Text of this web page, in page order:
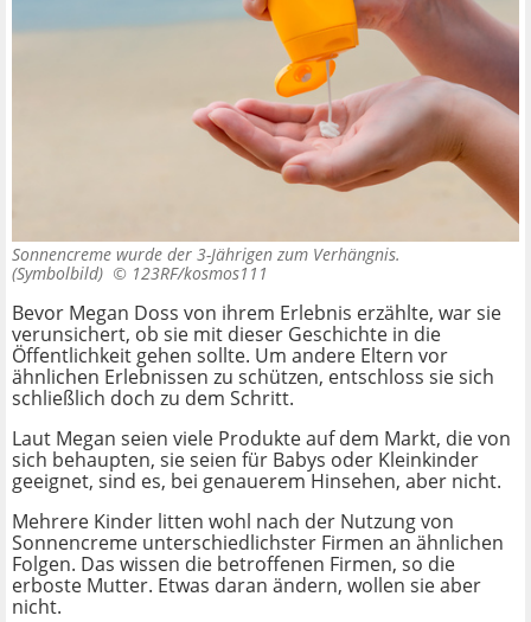
Sonnencreme wurde der 3-Jährigen zum Verhängnis.
(Symbolbild) © 123RF/kosmos111
Bevor Megan Doss von ihrem Erlebnis erzählte, war sie
verunsichert, ob sie mit dieser Geschichte in die
Öffentlichkeit gehen sollte. Um andere Eltern vor
ähnlichen Erlebnissen zu schützen, entschloss sie sich
schließlich doch zu dem Schritt.
Laut Megan seien viele Produkte auf dem Markt, die von
sich behaupten, sie seien für Babys oder Kleinkinder
geeignet, sind es, bei genauerem Hinsehen, aber nicht.
Mehrere Kinder litten wohl nach der Nutzung von
Sonnencreme unterschiedlichster Firmen an ähnlichen
Folgen. Das wissen die betroffenen Firmen, so die
erboste Mutter. Etwas daran ändern, wollen sie aber
nicht.